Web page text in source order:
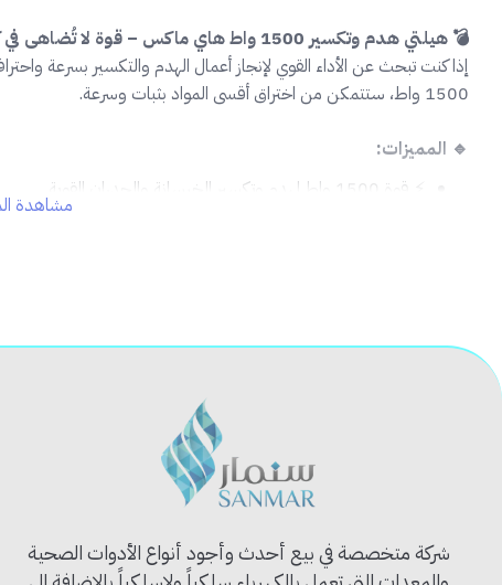
💣 هيلتي هدم وتكسير 1500 واط هاي ماكس – قوة لا تُضاهى في كل ضربة 🔧⚡
إذا كنت تبحث عن الأداء القوي لإنجاز أعمال الهدم والتكسير بسرعة
1500 واط، ستتمكن من اختراق أقسى المواد بثبات وسرعة.
🔹 المميزات:
⚡ قوة 1500 واط لهدم وتكسير الخرسانة والجدران القوية.
📦 محتويات المنتج:
أعمال الهدم الثقيلة، تكسير الخرسانة، إزالة الأرضيات والبلاط، التوسعة في
استخدم نظارات الحماية وسماعات الأذن أثناء التشغيل، واحرص على
مشاهدة
شركة متخصصة في بيع أحدث وأجود أنواع الأدوات الصحية